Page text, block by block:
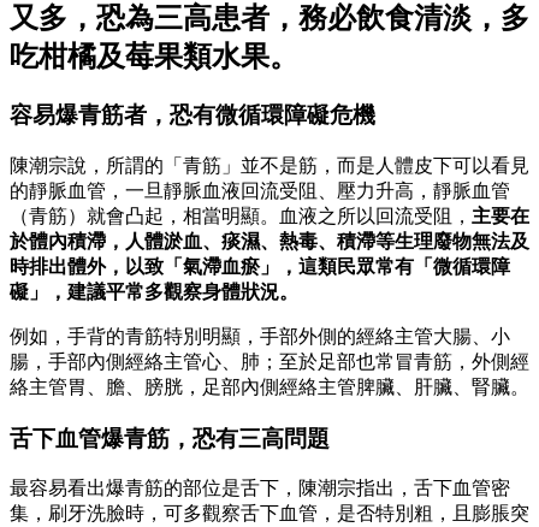
又多，恐為三高患者，務必飲食清淡，多
吃柑橘及莓果類水果。
容易爆青筋者，恐有微循環障礙危機
陳潮宗說，所謂的「青筋」並不是筋，而是人體皮下可以看見
的靜脈血管，一旦靜脈血液回流受阻、壓力升高，靜脈血管
（青筋）就會凸起，相當明顯。血液之所以回流受阻， 主要在
於體內積滯，人體淤血、痰濕、熱毒、積滯等生理廢物無法及
時排出體外，以致「氣滯血瘀」，這類民眾常有「微循環障
礙」，建議平常多觀察身體狀況。
例如，手背的青筋特別明顯，手部外側的經絡主管大腸、小
腸，手部內側經絡主管心、肺；至於足部也常冒青筋，外側經
絡主管胃、膽、膀胱，足部內側經絡主管脾臟、肝臟、腎臟。
舌下血管爆青筋，恐有三高問題
最容易看出爆青筋的部位是舌下，陳潮宗指出，舌下血管密
集，刷牙洗臉時，可多觀察舌下血管，是否特別粗，且膨脹突